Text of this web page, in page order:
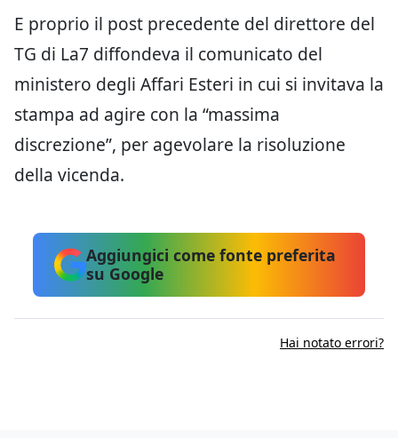
E proprio il post precedente del direttore del
TG di La7 diffondeva il comunicato del
ministero degli Affari Esteri in cui si invitava la
stampa ad agire con la “massima
discrezione”, per agevolare la risoluzione
della vicenda.
Aggiungici come fonte preferita
su Google
Hai notato errori?